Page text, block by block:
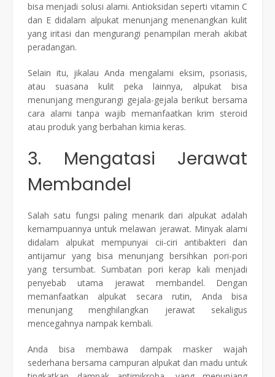
bisa menjadi solusi alami. Antioksidan seperti vitamin C
dan E didalam alpukat menunjang menenangkan kulit
yang iritasi dan mengurangi penampilan merah akibat
peradangan.
Selain itu, jikalau Anda mengalami eksim, psoriasis,
atau suasana kulit peka lainnya, alpukat bisa
menunjang mengurangi gejala-gejala berikut bersama
cara alami tanpa wajib memanfaatkan krim steroid
atau produk yang berbahan kimia keras.
3. Mengatasi Jerawat
Membandel
Salah satu fungsi paling menarik dari alpukat adalah
kemampuannya untuk melawan jerawat. Minyak alami
didalam alpukat mempunyai cii-ciri antibakteri dan
antijamur yang bisa menunjang bersihkan pori-pori
yang tersumbat. Sumbatan pori kerap kali menjadi
penyebab utama jerawat membandel. Dengan
memanfaatkan alpukat secara rutin, Anda bisa
menunjang menghilangkan jerawat sekaligus
mencegahnya nampak kembali.
Anda bisa membawa dampak masker wajah
sederhana bersama campuran alpukat dan madu untuk